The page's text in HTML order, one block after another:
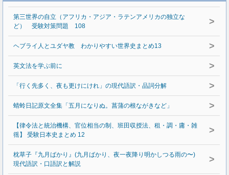
第三世界の自立（アフリカ・アジア・ラテンアメリカの独立な
ど） 受験対策問題 108
>
ヘブライ人とユダヤ教 わかりやすい世界史まとめ13 >
英文法を学ぶ前に >
「行く先多く、夜も更けにけれ」の現代語訳・品詞分解 >
蜻蛉日記原文全集「五月になりぬ。菖蒲の根ながきなど」 >
【律令法と統治機構、官位相当の制、班田収授法、租・調・庸・雑
徭】 受験日本史まとめ 12
>
枕草子『九月ばかり』(九月ばかり、夜一夜降り明かしつる雨の〜)
現代語訳・口語訳と解説
>